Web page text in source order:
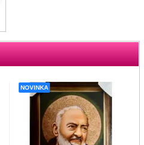
NOVINKA